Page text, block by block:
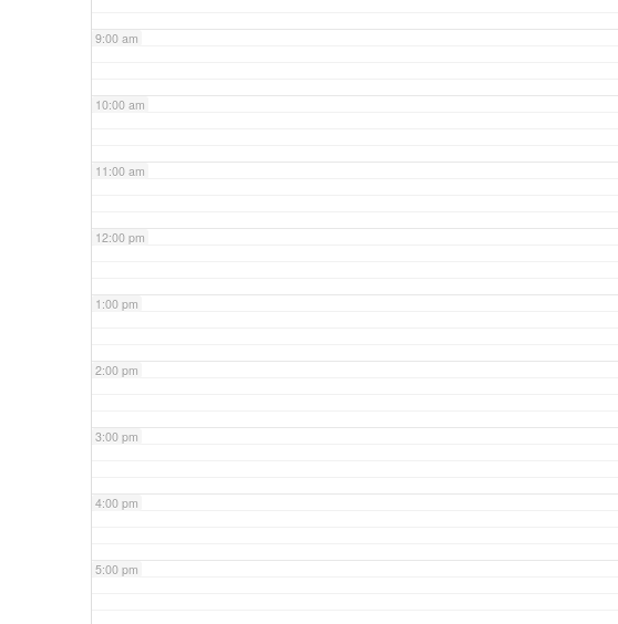
9:00 am
10:00 am
11:00 am
12:00 pm
1:00 pm
2:00 pm
3:00 pm
4:00 pm
5:00 pm